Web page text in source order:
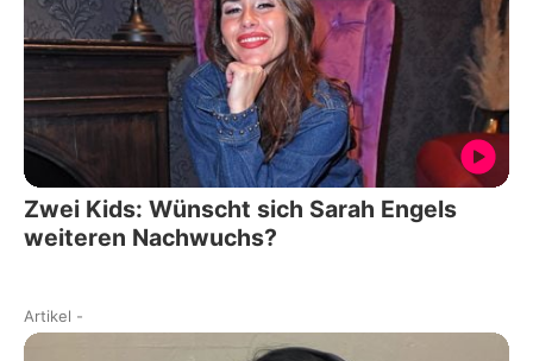
Zwei Kids: Wünscht sich Sarah Engels
weiteren Nachwuchs?
Artikel -